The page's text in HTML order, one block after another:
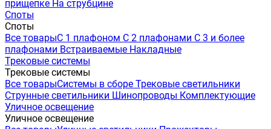
прищепке На струбцине
Споты
Споты
Все товарыС 1 плафоном С 2 плафонами С 3 и более
плафонами Встраиваемые Накладные
Трековые системы
Трековые системы
Все товарыСистемы в сборе Трековые светильники
Струнные светильники Шинопроводы Комплектующие
Уличное освещение
Уличное освещение